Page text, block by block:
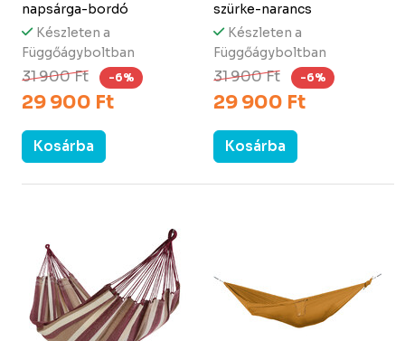
napsárga-bordó
Készleten a
Függőágyboltban
31 900 Ft -6%
29 900 Ft
Kosárba
szürke-narancs
Készleten a
Függőágyboltban
31 900 Ft -6%
29 900 Ft
Kosárba